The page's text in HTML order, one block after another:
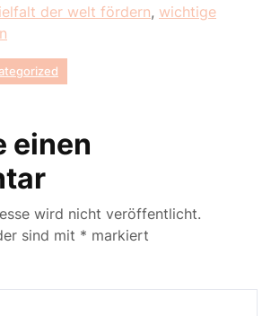
der welt fördern, wichtige
einen
wird nicht veröffentlicht.
sind mit * markiert